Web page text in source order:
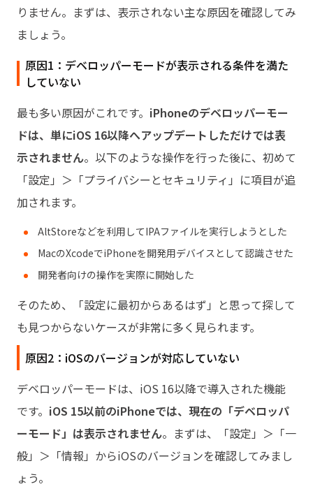
りません。まずは、表示されない主な原因を確認してみ
ましょう。
原因1：デベロッパーモードが表示される条件を満た
していない
最も多い原因がこれです。 iPhoneのデベロッパーモー
ドは、単にiOS 16以降へアップデートしただけでは表
示されません。以下のような操作を行った後に、初めて
「設定」＞「プライバシーとセキュリティ」に項目が追
加されます。
AltStoreなどを利用してIPAファイルを実行しようとした
MacのXcodeでiPhoneを開発用デバイスとして認識させた
開発者向けの操作を実際に開始した
そのため、「設定に最初からあるはず」と思って探して
も見つからないケースが非常に多く見られます。
原因2：iOSのバージョンが対応していない
デベロッパーモードは、iOS 16以降で導入された機能
です。 iOS 15以前のiPhoneでは、現在の「デベロッパ
ーモード」は表示されません。まずは、「設定」＞「一
般」＞「情報」からiOSのバージョンを確認してみまし
ょう。